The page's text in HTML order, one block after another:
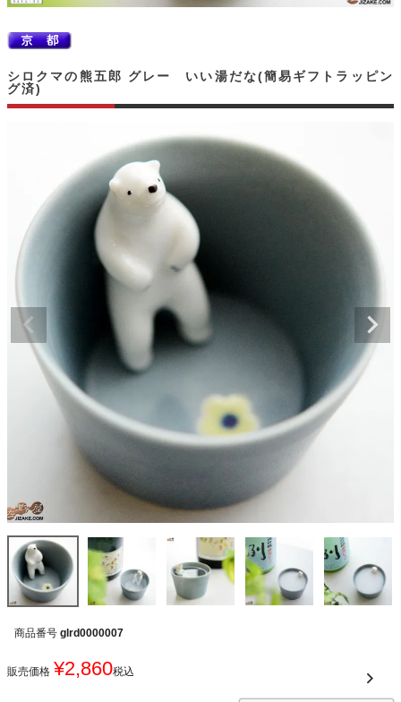
シロクマの熊五郎 グレー いい湯だな(簡易ギフトラッピン
グ済)
商品番号 glrd0000007
販売価格 ¥2,860税込